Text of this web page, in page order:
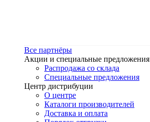
Все партнёры
Акции и специальные предложения
Распродажа со склада
Специальные предложения
Центр дистрибуции
О центре
Каталоги производителей
Доставка и оплата